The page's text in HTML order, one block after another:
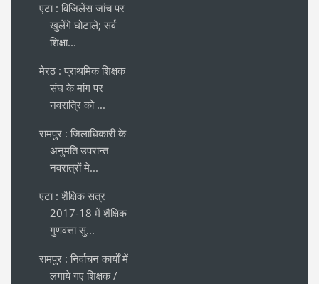
एटा : विजिलेंस जांच पर
खुलेंगे घोटाले; सर्व
शिक्षा...
मेरठ : प्राथमिक शिक्षक
संघ के मांग पर
नवरात्रि को ...
रामपुर : जिलाधिकारी के
अनुमति उपरान्त
नवरात्रों मे...
एटा : शैक्षिक सत्र
2017-18 में शैक्षिक
गुणवत्ता सु...
रामपुर : निर्वाचन कार्यों में
लगाये गए शिक्षक /